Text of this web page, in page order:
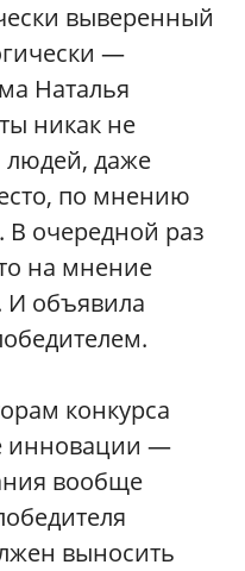
выверенный
—
Наталья
никак не
людей, даже
по мнению
В очередной раз
на мнение
И объявила
конкурса
инновации —
вообще
выносить